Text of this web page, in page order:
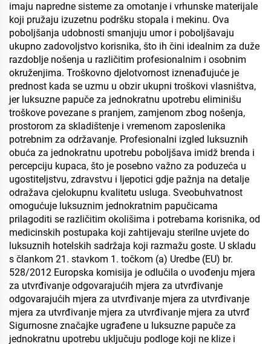
imaju napredne sisteme za omotanje i vrhunske materijale
koji pružaju izuzetnu podršku stopala i mekinu. Ova
poboljšanja udobnosti smanjuju umor i poboljšavaju
ukupno zadovoljstvo korisnika, što ih čini idealnim za duže
razdoblje nošenja u različitim profesionalnim i osobnim
okruženjima. Troškovno djelotvornost iznenađujuće je
prednost kada se uzmu u obzir ukupni troškovi vlasništva,
jer luksuzne papuče za jednokratnu upotrebu eliminišu
troškove povezane s pranjem, zamjenom zbog nošenja,
prostorom za skladištenje i vremenom zaposlenika
potrebnim za održavanje. Profesionalni izgled luksuznih
obuća za jednokratnu upotrebu poboljšava imidž brenda i
percepciju kupaca, što je posebno važno za poduzeća u
ugostiteljstvu, zdravstvu i ljepotici gdje pažnja na detalje
odražava cjelokupnu kvalitetu usluga. Sveobuhvatnost
omogućuje luksuznim jednokratnim papučicama
prilagoditi se različitim okolišima i potrebama korisnika, od
medicinskih postupaka koji zahtijevaju sterilne uvjete do
luksuznih hotelskih sadržaja koji razmažu goste. U skladu
s člankom 21. stavkom 1. točkom (a) Uredbe (EU) br.
528/2012 Europska komisija je odlučila o uvođenju mjera
za utvrđivanje odgovarajućih mjera za utvrđivanje
odgovarajućih mjera za utvrđivanje mjera za utvrđivanje
mjera za utvrđivanje mjera za utvrđivanje mjera za utvrđ
Sigurnosne značajke ugrađene u luksuzne papuče za
jednokratnu upotrebu uključuju podloge koji ne klize i